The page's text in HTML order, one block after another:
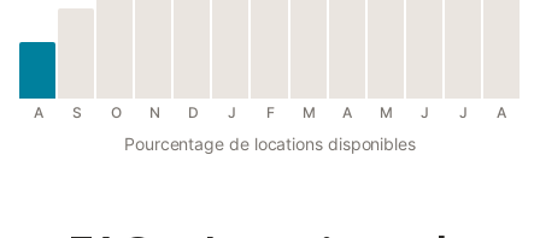
A S O N D J F M A M J J A
Pourcentage de locations disponibles